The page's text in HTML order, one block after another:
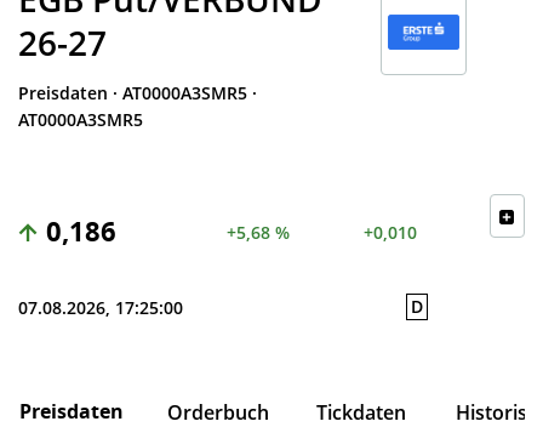
26-27
Preisdaten · AT0000A3SMR5 ·
AT0000A3SMR5
0,186 +5,68 % +0,010
07.08.2026, 17:25:00 D
Preisdaten Orderbuch Tickdaten